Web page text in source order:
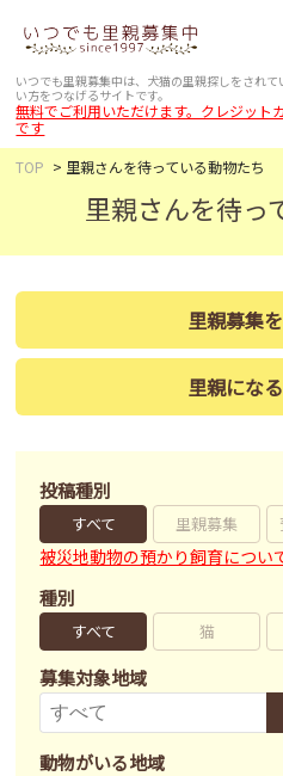
いつでも里親募集中は、犬猫の里親探しをされて
い方をつなげるサイトです。
無料でご利用いただけます。クレジット
です
TOP
里親さんを待っている動物たち
里親さんを待っ
里親募集
里親にな
投稿種別
すべて 里親募集
被災地動物の預かり飼育につい
種別
すべて 猫
募集対象地域
動物がいる地域